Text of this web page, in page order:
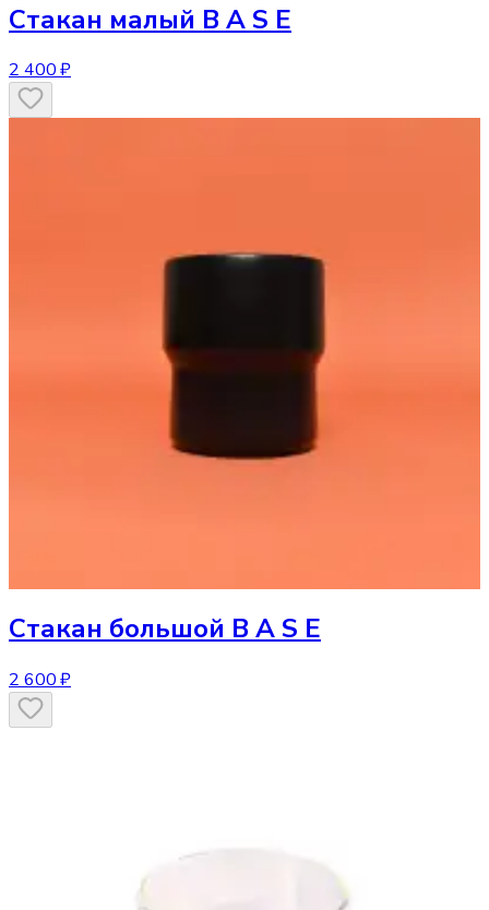
Стакан малый B A S E
2 400 ₽
Стакан большой B A S E
2 600 ₽